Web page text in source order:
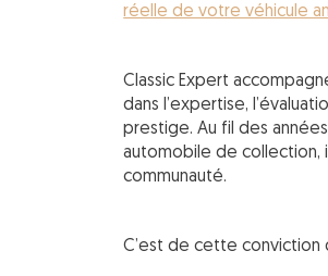
réelle de votre véhicule
Classic Expert
dans l’expertise,
prestige. Au fil des
automobile de collection,
communauté.
C’est de cette conviction